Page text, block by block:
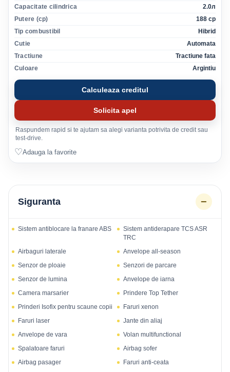
Capacitate cilindrica
2.0л
Putere (cp)
188 cp
Tip combustibil
Hibrid
Cutie
Automata
Tractiune
Tractiune fata
Culoare
Argintiu
Calculeaza creditul
Solicita apel
Raspundem rapid si te ajutam sa alegi varianta potrivita de credit sau
test-drive.
♡Adauga la favorite
Siguranta −
Sistem antiblocare la franare ABS
Sistem antiderapare TCS ASR
TRC
Airbaguri laterale
Anvelope all-season
Senzor de ploaie
Senzori de parcare
Senzor de lumina
Anvelope de iarna
Camera marsarier
Prindere Top Tether
Prinderi Isofix pentru scaune copii
Faruri xenon
Faruri laser
Jante din aliaj
Anvelope de vara
Volan multifunctional
Spalatoare faruri
Airbag sofer
Airbag pasager
Faruri anti-ceata